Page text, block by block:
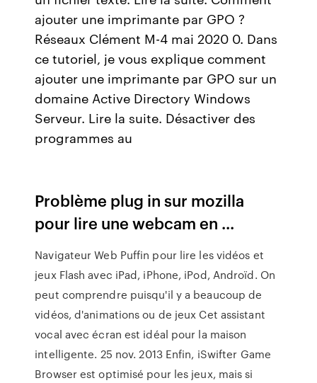
ajouter une imprimante par GPO ?
Réseaux Clément M-4 mai 2020 0. Dans
ce tutoriel, je vous explique comment
ajouter une imprimante par GPO sur un
domaine Active Directory Windows
Serveur. Lire la suite. Désactiver des
programmes au
Problème plug in sur mozilla
pour lire une webcam en ...
Navigateur Web Puffin pour lire les vidéos et
jeux Flash avec iPad, iPhone, iPod, Androïd. On
peut comprendre puisqu'il y a beaucoup de
vidéos, d'animations ou de jeux Cet assistant
vocal avec écran est idéal pour la maison
intelligente. 25 nov. 2013 Enfin, iSwifter Game
Browser est optimisé pour les jeux, mais si